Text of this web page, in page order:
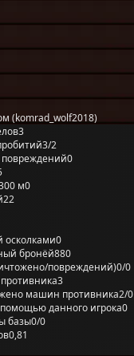
(komrad_wolf2018)
3
3/2
повреждений0
м0
22
осколками0
бронёй880
повреждений)0/0
3
машин противника2/0
данного игрока0
базы0/0
0,81